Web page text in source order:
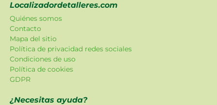
Localizadordetalleres.com
Quiénes somos
Contacto
Mapa del sitio
Política de privacidad redes sociales
Condiciones de uso
Política de cookies
GDPR
¿Necesitas ayuda?